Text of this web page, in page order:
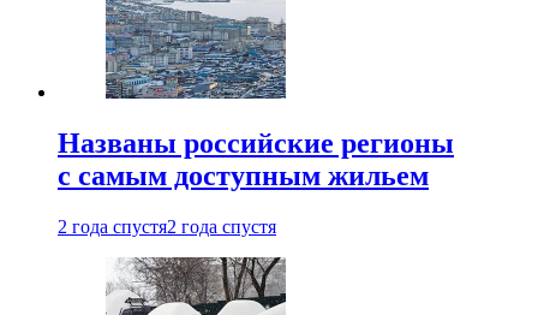
Названы российские регионы
с самым доступным жильем
2 года спустя2 года спустя